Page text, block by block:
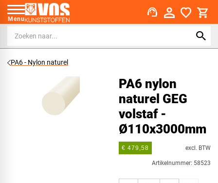
Menu support_agent
PA6 - Nylon naturel
PA6 nylon
naturel GEG
volstaf -
Ø110x3000mm
€ 479,58 excl. BTW
Artikelnummer: 58523